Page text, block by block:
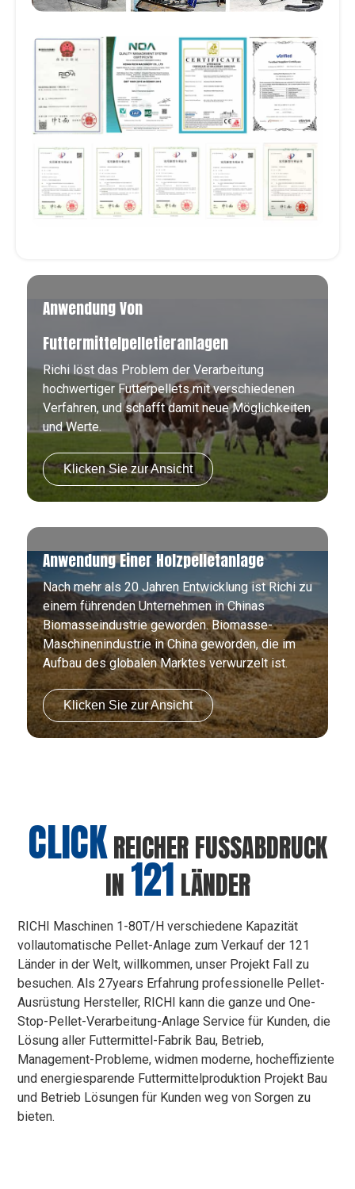
Anwendung Von
Futtermittelpelletieranlagen
Richi löst das Problem der Verarbeitung
hochwertiger Futterpellets mit verschiedenen
Verfahren, und schafft damit neue Möglichkeiten
und Werte.
Klicken Sie zur Ansicht
Anwendung Einer Holzpelletanlage
Nach mehr als 20 Jahren Entwicklung ist Richi zu
einem führenden Unternehmen in Chinas
Biomasseindustrie geworden. Biomasse-
Maschinenindustrie in China geworden, die im
Aufbau des globalen Marktes verwurzelt ist.
Klicken Sie zur Ansicht
CLICKREICHER FUSSABDRUCK
IN 121 LÄNDER
RICHI Maschinen 1-80T/H verschiedene Kapazität
vollautomatische Pellet-Anlage zum Verkauf der 121
Länder in der Welt, willkommen, unser Projekt Fall zu
besuchen. Als 27years Erfahrung professionelle Pellet-
Ausrüstung Hersteller, RICHI kann die ganze und One-
Stop-Pellet-Verarbeitung-Anlage Service für Kunden, die
Lösung aller Futtermittel-Fabrik Bau, Betrieb,
Management-Probleme, widmen moderne, hocheffiziente
und energiesparende Futtermittelproduktion Projekt Bau
und Betrieb Lösungen für Kunden weg von Sorgen zu
bieten.